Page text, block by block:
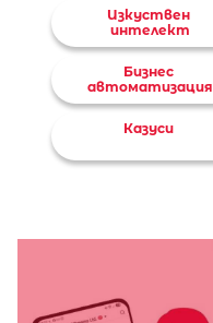
Изкуствен
интелект
Бизнес
автоматизация
Казуси